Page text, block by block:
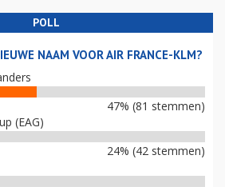
POLL
NAAM VOOR AIR FRANCE-KLM?
47% (81 stemmen)
(EAG)
24% (42 stemmen)